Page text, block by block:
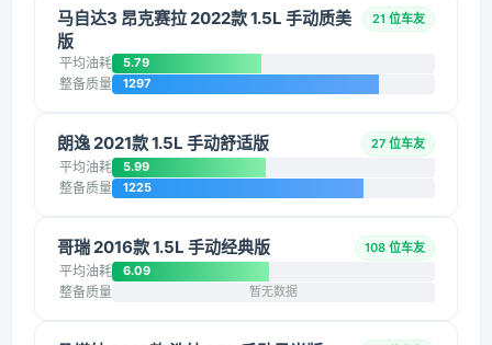
马自达3 昂克赛拉 2022款 1.5L 手动质美
版
21 位车友
平均油耗 5.79
整备质量 1297
朗逸 2021款 1.5L 手动舒适版 27 位车友
平均油耗 5.99
整备质量 1225
哥瑞 2016款 1.5L 手动经典版 108 位车友
平均油耗 6.09
整备质量 暂无数据